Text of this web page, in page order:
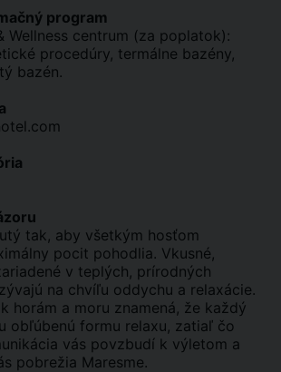
program
Wellness centrum (za poplatok):
procedúry, termálne bazény,
bazén.
tak, aby všetkým hosťom
pocit pohodlia. Vkusné,
v teplých, prírodných
na chvíľu oddychu a relaxácie.
horám a moru znamená, že každý
obľúbenú formu relaxu, zatiaľ čo
vás povzbudí k výletom a
pobrežia Maresme.